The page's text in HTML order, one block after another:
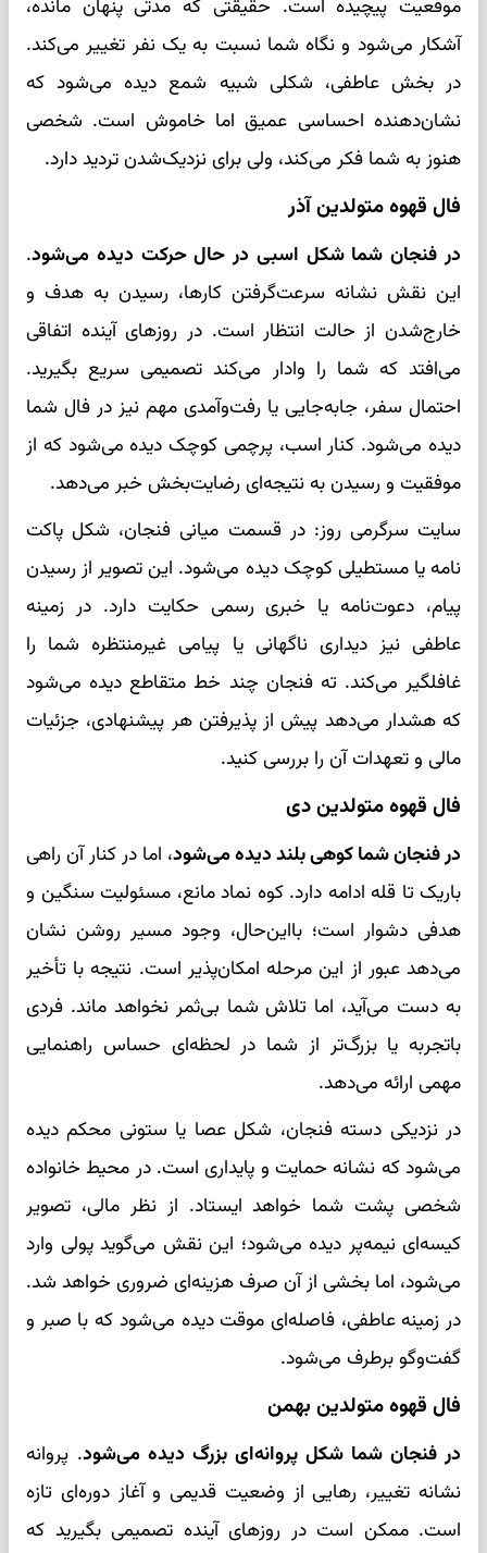
موقعیت پیچیده است. حقیقتی که مدتی پنهان مانده،
آشکار می‌شود و نگاه شما نسبت به یک نفر تغییر می‌کند.
در بخش عاطفی، شکلی شبیه شمع دیده می‌شود که
نشان‌دهنده احساسی عمیق اما خاموش است. شخصی
هنوز به شما فکر می‌کند، ولی برای نزدیک‌شدن تردید دارد.
فال قهوه متولدین آذر
در فنجان شما شکل اسبی در حال حرکت دیده می‌شود.
این نقش نشانه سرعت‌گرفتن کارها، رسیدن به هدف و
خارج‌شدن از حالت انتظار است. در روزهای آینده اتفاقی
می‌افتد که شما را وادار می‌کند تصمیمی سریع بگیرید.
احتمال سفر، جابه‌جایی یا رفت‌وآمدی مهم نیز در فال شما
دیده می‌شود. کنار اسب، پرچمی کوچک دیده می‌شود که از
موفقیت و رسیدن به نتیجه‌ای رضایت‌بخش خبر می‌دهد.
سایت سرگرمی روز: در قسمت میانی فنجان، شکل پاکت
نامه یا مستطیلی کوچک دیده می‌شود. این تصویر از رسیدن
پیام، دعوت‌نامه یا خبری رسمی حکایت دارد. در زمینه
عاطفی نیز دیداری ناگهانی یا پیامی غیرمنتظره شما را
غافلگیر می‌کند. ته فنجان چند خط متقاطع دیده می‌شود
که هشدار می‌دهد پیش از پذیرفتن هر پیشنهادی، جزئیات
مالی و تعهدات آن را بررسی کنید.
فال قهوه متولدین دی
در فنجان شما کوهی بلند دیده می‌شود، اما در کنار آن راهی
باریک تا قله ادامه دارد. کوه نماد مانع، مسئولیت سنگین و
هدفی دشوار است؛ بااین‌حال، وجود مسیر روشن نشان
می‌دهد عبور از این مرحله امکان‌پذیر است. نتیجه با تأخیر
به دست می‌آید، اما تلاش شما بی‌ثمر نخواهد ماند. فردی
باتجربه یا بزرگ‌تر از شما در لحظه‌ای حساس راهنمایی
مهمی ارائه می‌دهد.
در نزدیکی دسته فنجان، شکل عصا یا ستونی محکم دیده
می‌شود که نشانه حمایت و پایداری است. در محیط خانواده
شخصی پشت شما خواهد ایستاد. از نظر مالی، تصویر
کیسه‌ای نیمه‌پر دیده می‌شود؛ این نقش می‌گوید پولی وارد
می‌شود، اما بخشی از آن صرف هزینه‌ای ضروری خواهد شد.
در زمینه عاطفی، فاصله‌ای موقت دیده می‌شود که با صبر و
گفت‌وگو برطرف می‌شود.
فال قهوه متولدین بهمن
در فنجان شما شکل پروانه‌ای بزرگ دیده می‌شود. پروانه
نشانه تغییر، رهایی از وضعیت قدیمی و آغاز دوره‌ای تازه
است. ممکن است در روزهای آینده تصمیمی بگیرید که